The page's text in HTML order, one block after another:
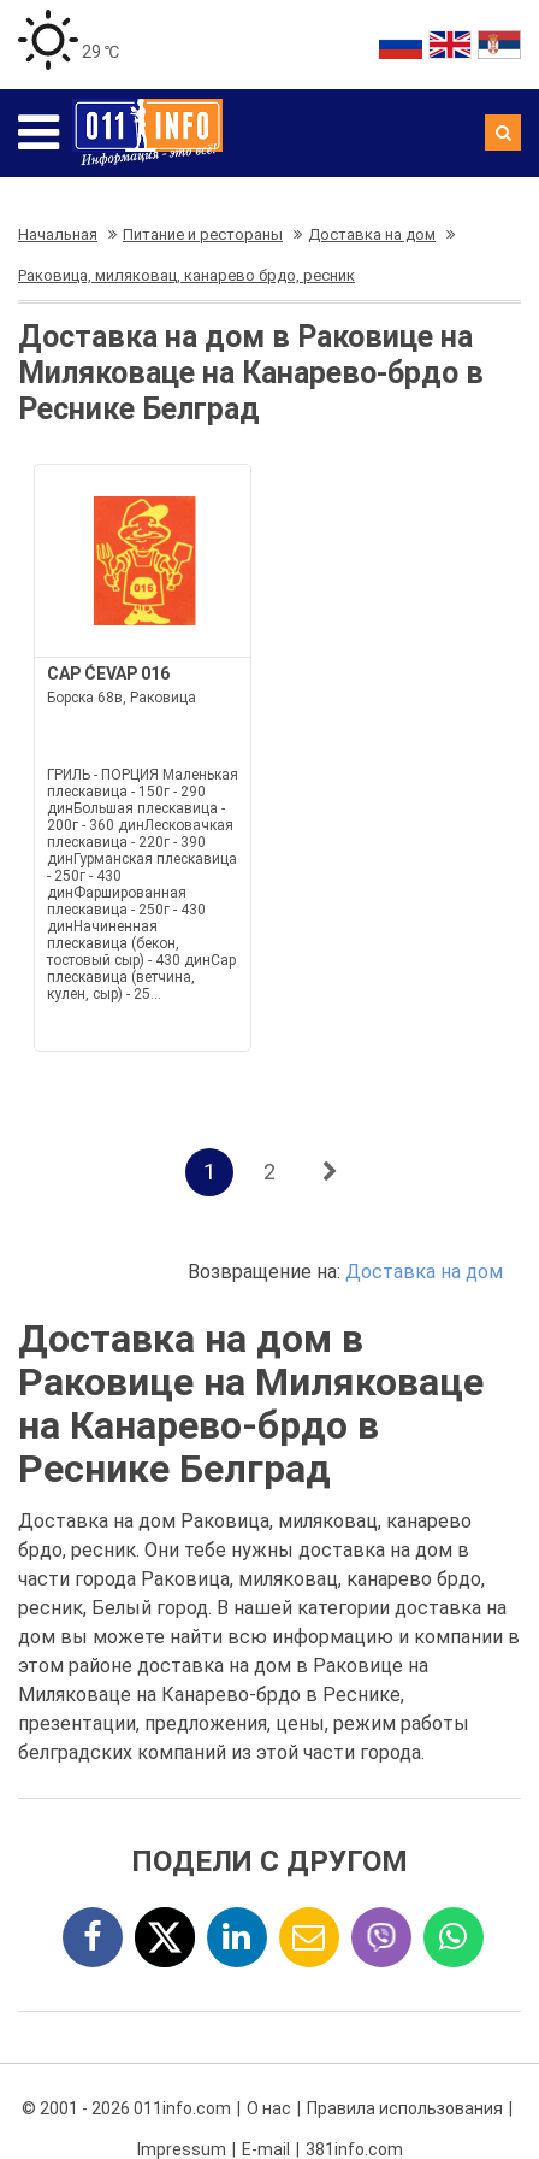
29 ℃
Начальная Питание и рестораны Доставка на дом
Раковица, миляковац, канарево брдо, ресник
Доставка на дом в Раковице на
Миляковаце на Канарево-брдо в
Реснике Белград
CAP ĆEVAP 016
Борска 68в, Раковица
ГРИЛЬ - ПОРЦИЯ Маленькая
плескавица - 150г - 290
динБольшая плескавица -
200г - 360 динЛесковачкая
плескавица - 220г - 390
динГурманская плескавица
- 250г - 430
динФаршированная
плескавица - 250г - 430
динНачиненная
плескавица (бекон,
тостовый сыр) - 430 динCap
плескавица (ветчина,
кулен, сыр) - 25...
1 2
Возвращение на: Доставка на дом
Доставка на дом в
Раковице на Миляковаце
на Канарево-брдо в
Реснике Белград
Доставка на дом Раковица, миляковац, канарево
брдо, ресник. Они тебе нужны доставка на дом в
части города Раковица, миляковац, канарево брдо,
ресник, Белый город. В нашей категории доставка на
дом вы можете найти всю информацию и компании в
этом районе доставка на дом в Раковице на
Миляковаце на Канарево-брдо в Реснике,
презентации, предложения, цены, режим работы
белградских компаний из этой части города.
ПОДЕЛИ С ДРУГОМ
© 2001 - 2026 011info.com О нас Правила использования
Impressum E-mail 381info.com